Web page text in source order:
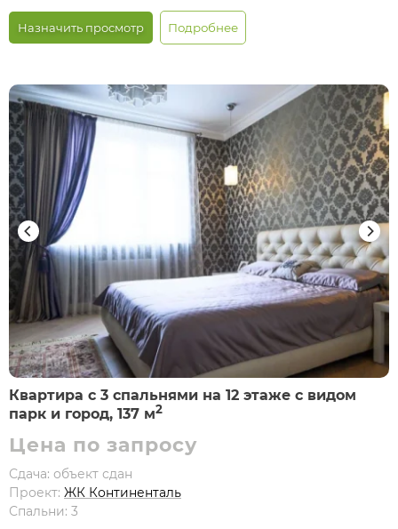
Назначить просмотр Подробнее
Квартира с 3 спальнями на 12 этаже с видом
парк и город, 137 м2
Цена по запросу
Сдача: объект сдан
Проект: ЖК Континенталь
Спальни: 3